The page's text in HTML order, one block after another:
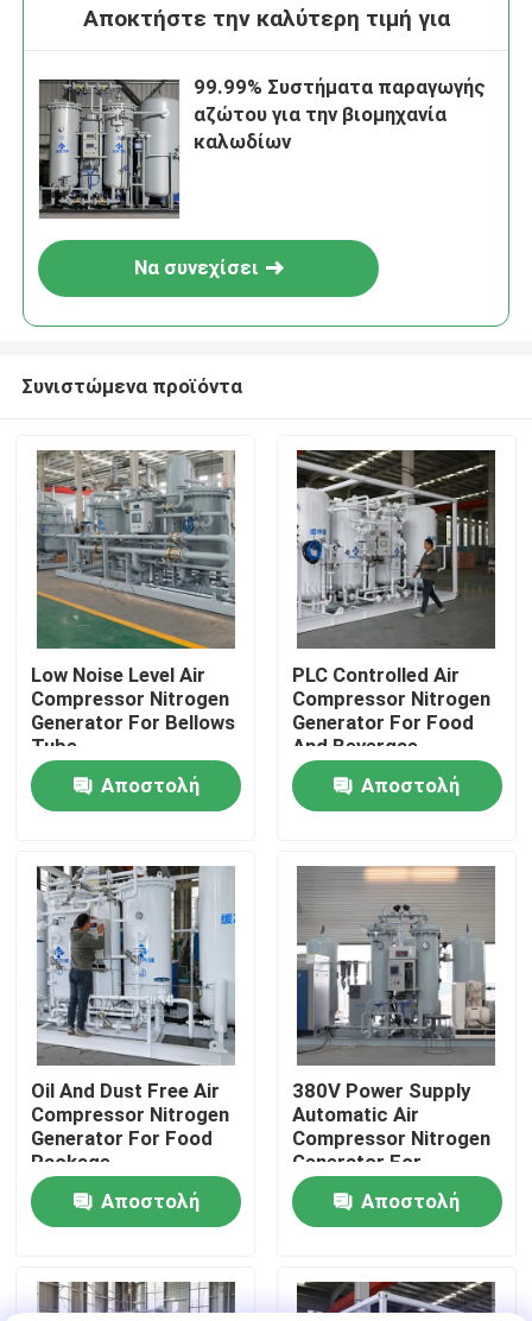
Σπίτι
Προϊόντα
Σχετικά με εμάς
Έλεγχος ποιότητας
Επικοινωνήστε μαζί μας
Ειδήσεις
Ζητήστε μια προσφορά
Παραγωγοί αζώτου PSA
Γεννήτρια αζώτου υψηλής αγνότητας
Αποκτήστε την καλύτερη τιμή για
99.99% Συστήματα παραγωγής
αζώτου για την βιομηχανία
καλωδίων
Να συνεχίσει
Συνιστώμενα προϊόντα
Low Noise Level Air
Compressor Nitrogen
Generator For Bellows
Tube
Αποστολή
PLC Controlled Air
Compressor Nitrogen
Generator For Food
And Bevergae
Αποστολή
Oil And Dust Free Air
Compressor Nitrogen
Generator For Food
Package
Αποστολή
380V Power Supply
Automatic Air
Compressor Nitrogen
Generator For
Beverage Filling
Αποστολή